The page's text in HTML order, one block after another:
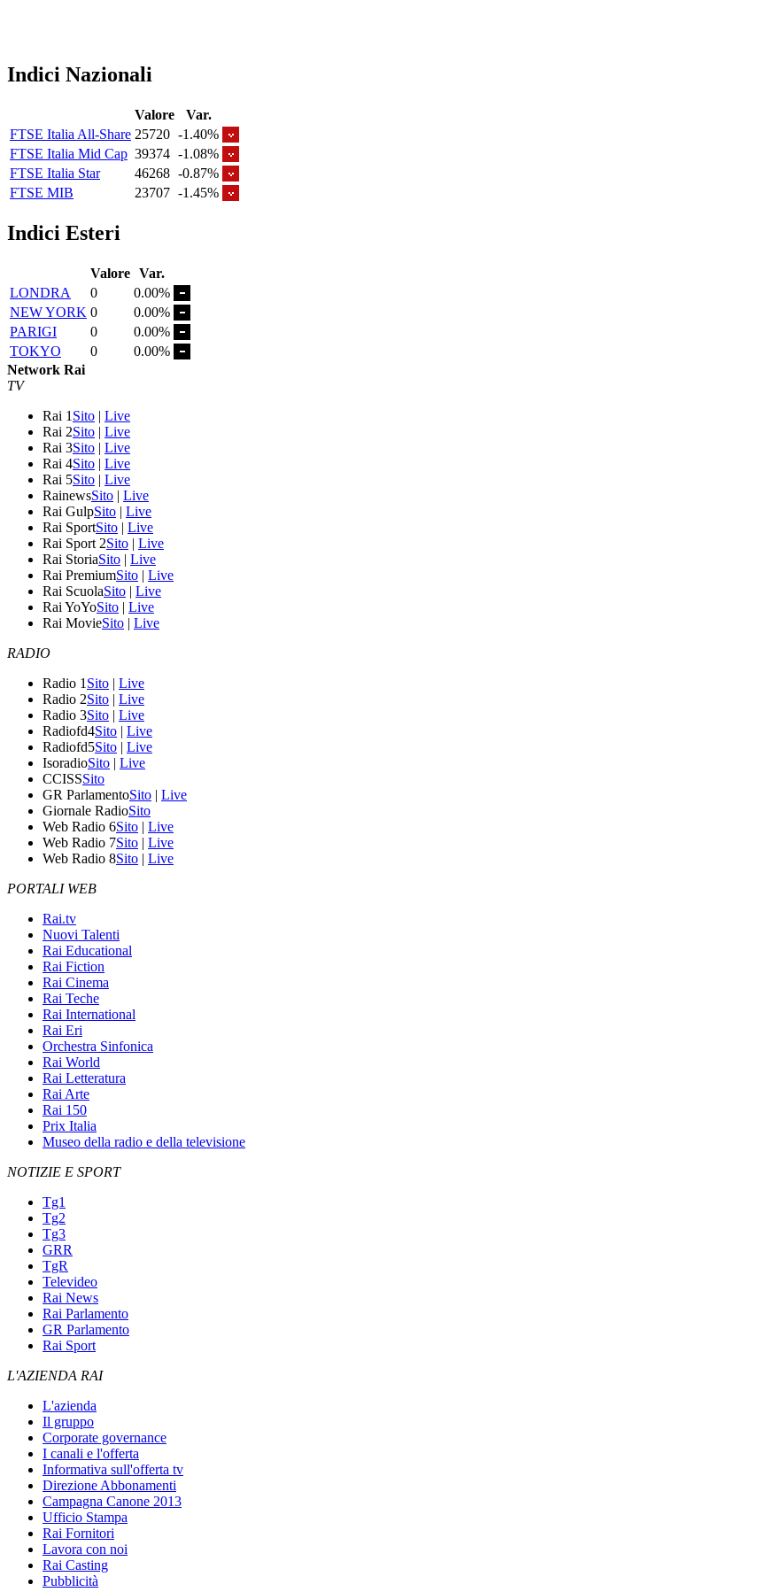
Indici Nazionali
Valore
Var.
FTSE Italia All-Share 25720 -1.40%
FTSE Italia Mid Cap 39374 -1.08%
FTSE Italia Star
46268 -0.87%
FTSE MIB
23707 -1.45%
Indici Esteri
Valore Var.
LONDRA
0
0.00%
NEW YORK 0
0.00%
PARIGI
0
0.00%
TOKYO
0
0.00%
Network Rai
TV
Rai 1 Sito | Live
Rai 2Sito | Live
Rai 3Sito | Live
Rai 4Sito | Live
Rai 5Sito | Live
RainewsSito | Live
Rai GulpSito | Live
Rai SportSito | Live
Rai Sport 2Sito | Live
Rai StoriaSito | Live
Rai PremiumSito | Live
Rai ScuolaSito | Live
Rai YoYoSito | Live
Rai MovieSito | Live
RADIO
Radio 1 Sito | Live
Radio 2Sito | Live
Radio 3Sito | Live
Radiofd4Sito | Live
Radiofd5Sito | Live
IsoradioSito | Live
CCISSSito
GR ParlamentoSito | Live
Giornale RadioSito
Web Radio 6Sito | Live
Web Radio 7Sito | Live
Web Radio 8Sito | Live
PORTALI WEB
Rai.tv
Nuovi Talenti
Rai Educational
Rai Fiction
Rai Cinema
Rai Teche
Rai International
Rai Eri
Orchestra Sinfonica
Rai World
Rai Letteratura
Rai Arte
Rai 150
Prix Italia
Museo della radio e della televisione
NOTIZIE E SPORT
Tg1
Tg2
Tg3
GRR
TgR
Televideo
Rai News
Rai Parlamento
GR Parlamento
Rai Sport
L'AZIENDA RAI
L'azienda
Il gruppo
Corporate governance
I canali e l'offerta
Informativa sull'offerta tv
Direzione Abbonamenti
Campagna Canone 2013
Ufficio Stampa
Rai Fornitori
Lavora con noi
Rai Casting
Pubblicità